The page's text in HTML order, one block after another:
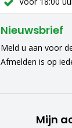
Nieuwsbrief
Meld u aan voor
Afmelden is op
Mijn